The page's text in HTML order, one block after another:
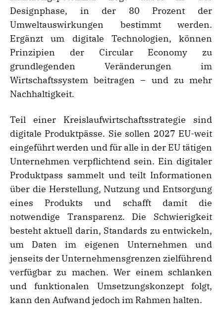
Designphase, in der 80 Prozent der
Umweltauswirkungen bestimmt werden.
Ergänzt um digitale Technologien, können
Prinzipien der Circular Economy zu
grundlegenden Veränderungen im
Wirtschaftssystem beitragen – und zu mehr
Nachhaltigkeit.
Teil einer Kreislaufwirtschaftsstrategie sind
digitale Produktpässe. Sie sollen 2027 EU-weit
eingeführt werden und für alle in der EU tätigen
Unternehmen verpflichtend sein. Ein digitaler
Produktpass sammelt und teilt Informationen
über die Herstellung, Nutzung und Entsorgung
eines Produkts und schafft damit die
notwendige Transparenz. Die Schwierigkeit
besteht aktuell darin, Standards zu entwickeln,
um Daten im eigenen Unternehmen und
jenseits der Unternehmensgrenzen zielführend
verfügbar zu machen. Wer einem schlanken
und funktionalen Umsetzungskonzept folgt,
kann den Aufwand jedoch im Rahmen halten.